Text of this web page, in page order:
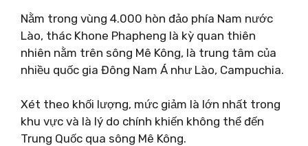
Nằm trong vùng 4.000 hòn đảo phía Nam nước
Lào, thác Khone Phapheng là kỳ quan thiên
nhiên nằm trên sông Mê Kông, là trung tâm của
nhiều quốc gia Đông Nam Á như Lào, Campuchia.
Xét theo khối lượng, mức giảm là lớn nhất trong
khu vực và là lý do chính khiến không thể đến
Trung Quốc qua sông Mê Kông.